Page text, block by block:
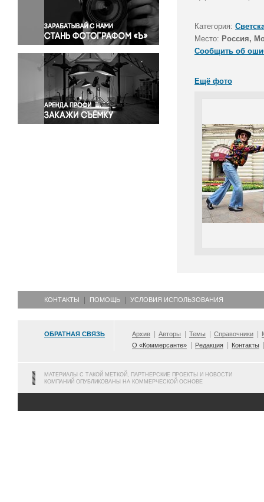
Правосудие
Происшествия и конфликты
Религия
Светская жизнь
Спорт
Экология
Экономика и бизнес
Категория:
Место: Россия,
Сообщить об
Ещё фото
КОНТАКТЫ ПОМОЩЬ УСЛОВИЯ ИСПОЛЬЗОВАНИЯ
ОБРАТНАЯ СВЯЗЬ Архив Авторы Темы Справочники
О «Коммерсанте»
Редакция Контакты
МАТЕРИАЛЫ С ТАКОЙ МЕТКОЙ, ПАРТНЕРСКИЕ ПРОЕКТЫ И НОВОСТИ
КОМПАНИЙ ОПУБЛИКОВАНЫ НА КОММЕРЧЕСКОЙ ОСНОВЕ